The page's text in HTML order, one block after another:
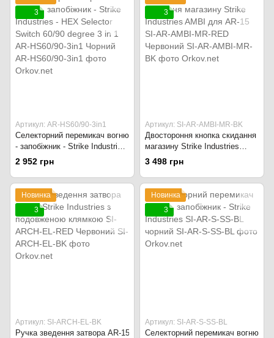
3
Артикул: AR-HS60/90-3in1
Селекторний перемикач вогню
- запобіжник - Strike Industries
- HEX Selector Switch 60/90
degree 3 in 1 AR-HS60/90-3in1
Чорний
2 952 грн
3
Артикул: SI-AR-AMBI-MR-BK
Двостороння кнопка скидання
магазину Strike Industries
AMBI для AR-15 SI-AR-AMBI-
MR-RED Червоний
3 498 грн
Новинка
3
Артикул: SI-ARCH-EL-BK
Ручка зведення затвора AR-15
Новинка
3
Артикул: SI-AR-S-SS-BL
Селекторний перемикач вогню